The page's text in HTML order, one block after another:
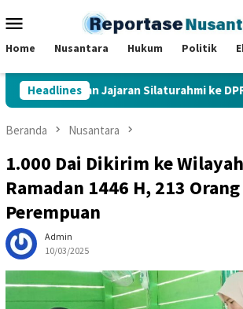
ke
Mobile
Home Nusantara Hukum Politik
Headlines
dan Jajaran Silaturahmi ke DPRD
Beranda Nusantara
1.000 Dai Dikirim ke
Ramadan 1446 H, 213 Orang
Perempuan
Admin
10/03/2025